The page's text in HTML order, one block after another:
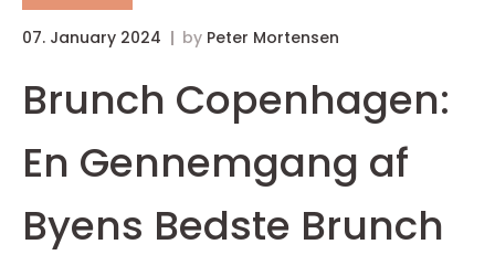
07. January 2024 by Peter Mortensen
Brunch Copenhagen:
En Gennemgang af
Byens Bedste Brunch